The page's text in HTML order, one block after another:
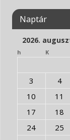
Naptár
2026.
h K
3
4
10
11
17
18
24
25